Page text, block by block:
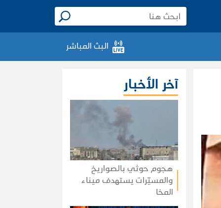
البث المباشر
آخر الأخبار
هجوم حوثي بالصواريخ
والمسيّرات يستهدف ميناء
المخا